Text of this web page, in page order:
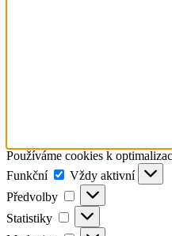
Používáme cookies k
Funkční
Funkční
Vždy aktivní
Předvolby
Předvolby
Statistiky Statistiky
Marketing